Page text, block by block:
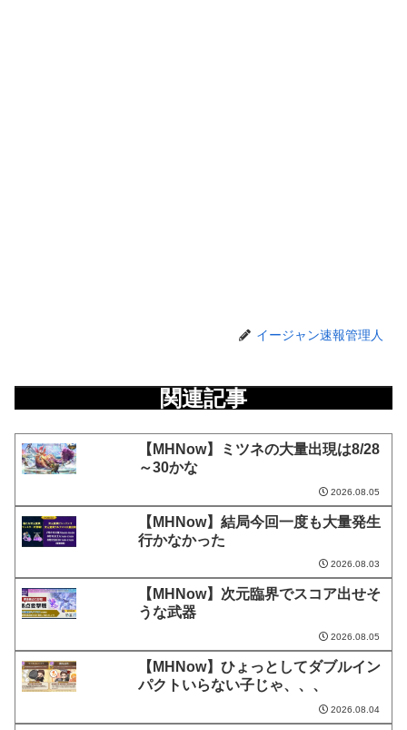
イージャン速報管理人
関連記事
【MHNow】ミツネの大量出現は8/28
～30かな
2026.08.05
【MHNow】結局今回一度も大量発生
行かなかった
2026.08.03
【MHNow】次元臨界でスコア出せそ
うな武器
2026.08.05
【MHNow】ひょっとしてダブルイン
パクトいらない子じゃ、、、
2026.08.04